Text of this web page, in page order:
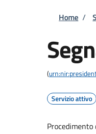
Home /
(
Servizio attivo